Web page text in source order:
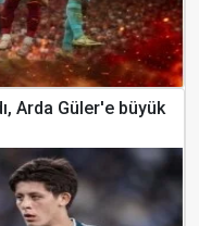
Arda Güler'e büyük